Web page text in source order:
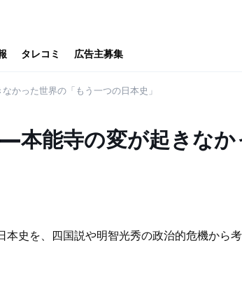
タレコミ 広告主募集
かった世界の「もう一つの日本史」
本能寺の変が起きなか